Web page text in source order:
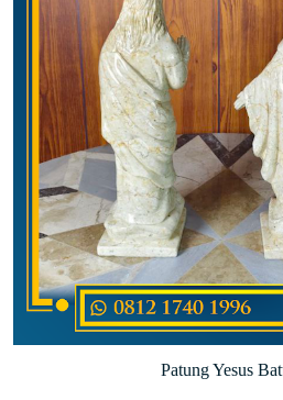
Patung Yesus